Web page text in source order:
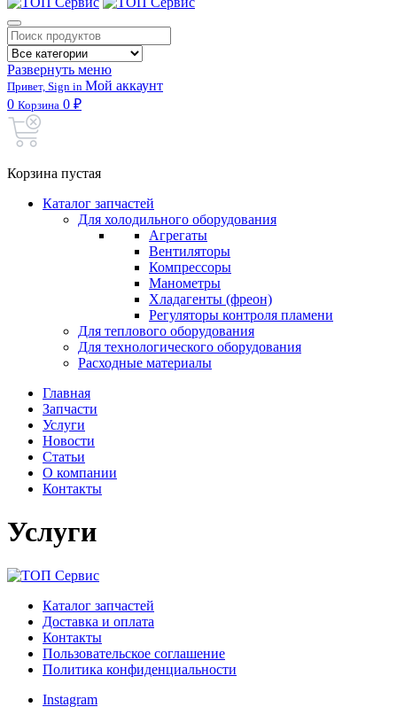
Развернуть меню
Привет, Sign in Мой аккаунт
0 Корзина 0 ₽
Корзина пустая
Каталог запчастей
Для холодильного оборудования
Агрегаты
Вентиляторы
Компрессоры
Манометры
Хладагенты (фреон)
Регуляторы контроля пламени
Для теплового оборудования
Для технологического оборудования
Расходные материалы
Главная
Запчасти
Услуги
Новости
Статьи
О компании
Контакты
Услуги
Каталог запчастей
Доставка и оплата
Контакты
Пользовательское соглашение
Политика конфиденциальности
Instagram